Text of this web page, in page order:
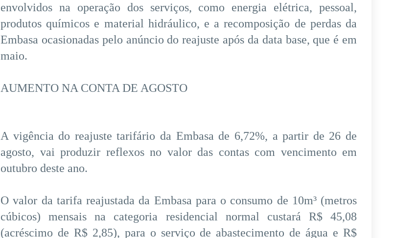
envolvidos na operação dos serviços, como energia elétrica, pessoal,
produtos químicos e material hidráulico, e a recomposição de perdas da
Embasa ocasionadas pelo anúncio do reajuste após da data base, que é em
maio.
AUMENTO NA CONTA DE AGOSTO
A vigência do reajuste tarifário da Embasa de 6,72%, a partir de 26 de
agosto, vai produzir reflexos no valor das contas com vencimento em
outubro deste ano.
O valor da tarifa reajustada da Embasa para o consumo de 10m³ (metros
cúbicos) mensais na categoria residencial normal custará R$ 45,08
(acréscimo de R$ 2,85), para o serviço de abastecimento de água e R$